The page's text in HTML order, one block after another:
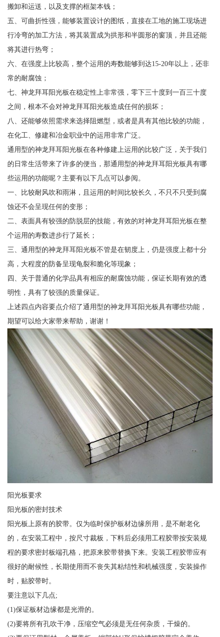
搬卸和运送，以及支撑的框架本钱；
五、可曲折性强，能够装置设计的图纸，直接在工地的施工现场进
行冷弯的加工方法，将其装置成为拱形和半圆形的窗顶，并且还能
将其进行热弯；
六、在强度上比较高，整个运用的寿数能够到达15-20年以上，还非
常的耐腐蚀；
七、神龙拜耳阳光板在稳定性上非常强，零下三十度到一百三十度
之间，根本不会对神龙拜耳阳光板造成任何的损坏；
八、还能够依照需求来选择阻燃型，或者是具有其他比较的功能，
在化工、修建和冶金职业中的运用非常广泛。
通用型的神龙拜耳阳光板在各种修建上运用的比较广泛，关于我们
的日常生活带来了许多的便当，那通用型的神龙拜耳阳光板具有哪
些运用的功能呢？主要有以下几点可以参阅。
一、比较耐风吹和雨淋，且运用的时间比较长久，不只不只受到腐
蚀还不会呈现任何的变形；
二、表面具有较强的防脱层的技能，有效的对神龙拜耳阳光板在整
个运用的寿数进步行了延长；
三、通用型的神龙拜耳阳光板不管是在韧度上，仍是强度上都十分
高，大程度的防备呈现龟裂和脆化等现象；
四、关于普通的化学品具有相应的耐腐蚀功能，保证长期有效的透
明性，具有了较强的质量保证。
上述四点内容要点介绍了通用型的神龙拜耳阳光板具有哪些功能，
期望可以给大家带来帮助，谢谢！
阳光板要求
阳光板的密封技术
阳光板上原有的胶带。仅为临时保护板材边缘所用，是不耐老化
的，在安装工程中，按尺寸裁板，下料后必须用工程胶带按安装规
程的要求密封板端孔格，把原来胶带替换下来。安装工程胶带应有
很好的耐候性，长期使用而不丧失其粘结性和机械强度，安装操作
时，贴胶带时。
要注意以下几点;
(1)保证板材边缘都是光滑的。
(2)要将所有孔吹干净，压缩空气必须是无任何杂质，干燥的。